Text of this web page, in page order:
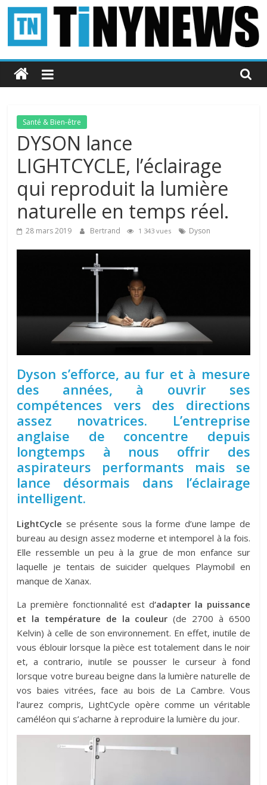
Passer
contenu
Tinynews
Le
belge
connecté
Santé & Bien-être
DYSON lance
LIGHTCYCLE, l’éclairage
qui reproduit la lumière
naturelle en temps réel.
28 mars 2019 Bertrand 1 343 vues Dyson
Dyson s’efforce, au fur et à mesure
des années, à ouvrir ses
compétences vers des directions
assez novatrices. L’entreprise
anglaise de concentre depuis
longtemps à nous offrir des
aspirateurs performants mais se
lance désormais dans l’éclairage
intelligent.
LightCycle se présente sous la forme d’une lampe de
bureau au design assez moderne et intemporel à la fois.
Elle ressemble un peu à la grue de mon enfance sur
laquelle je tentais de suicider quelques Playmobil en
manque de Xanax.
La première fonctionnalité est d‘adapter la puissance
et la température de la couleur (de 2700 à 6500
Kelvin) à celle de son environnement. En effet, inutile de
vous éblouir lorsque la pièce est totalement dans le noir
et, a contrario, inutile se pousser le curseur à fond
lorsque votre bureau beigne dans la lumière naturelle de
vos baies vitrées, face au bois de La Cambre. Vous
l’aurez compris, LightCycle opère comme un véritable
caméléon qui s’acharne à reproduire la lumière du jour.